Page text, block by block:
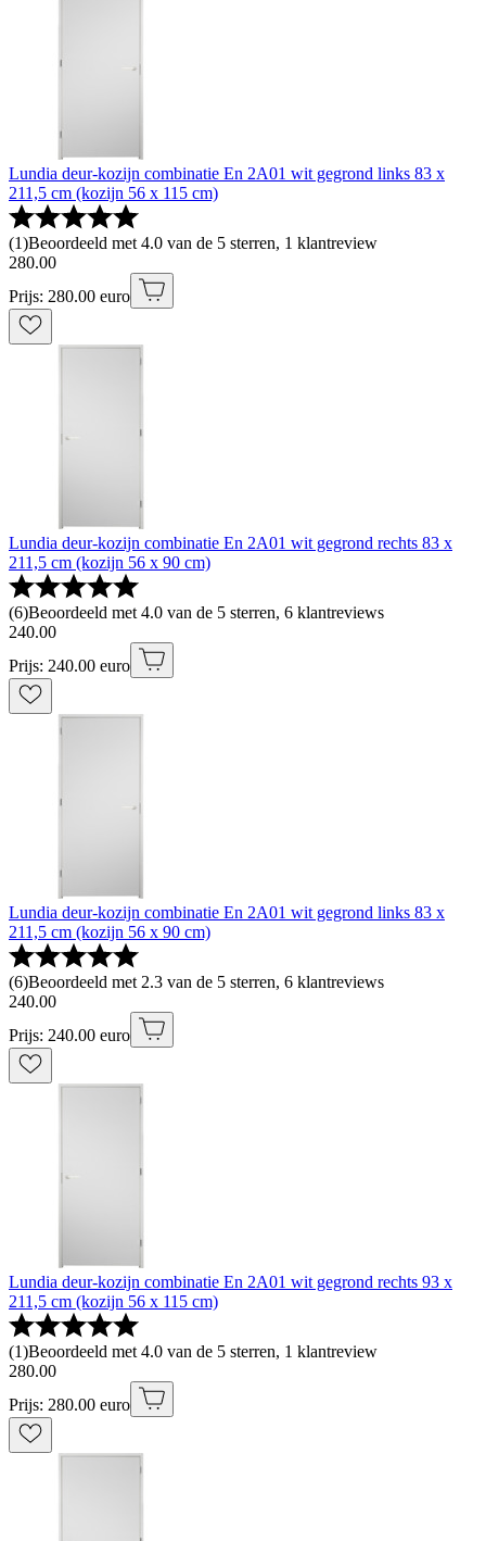
Lundia deur-kozijn combinatie En 2A01 wit gegrond links 83 x
211,5 cm (kozijn 56 x 115 cm)
(1)Beoordeeld met 4.0 van de 5 sterren, 1 klantreview
280.00
Prijs: 280.00 euro
Lundia deur-kozijn combinatie En 2A01 wit gegrond rechts 83 x
211,5 cm (kozijn 56 x 90 cm)
(6)Beoordeeld met 4.0 van de 5 sterren, 6 klantreviews
240.00
Prijs: 240.00 euro
Lundia deur-kozijn combinatie En 2A01 wit gegrond links 83 x
211,5 cm (kozijn 56 x 90 cm)
(6)Beoordeeld met 2.3 van de 5 sterren, 6 klantreviews
240.00
Prijs: 240.00 euro
Lundia deur-kozijn combinatie En 2A01 wit gegrond rechts 93 x
211,5 cm (kozijn 56 x 115 cm)
(1)Beoordeeld met 4.0 van de 5 sterren, 1 klantreview
280.00
Prijs: 280.00 euro